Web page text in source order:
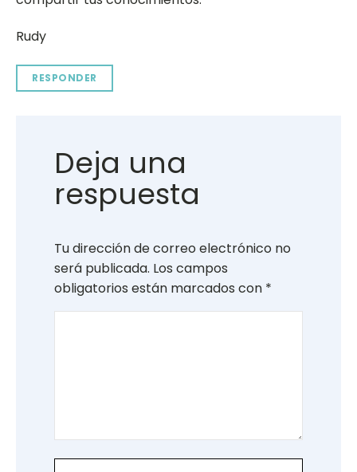
Rudy
RESPONDER
Deja una
respuesta
Tu dirección de correo electrónico no
será publicada. Los campos
obligatorios están marcados con *